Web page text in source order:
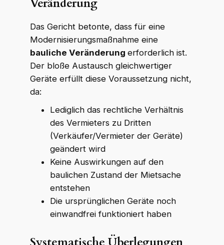
Das Gericht betonte, dass für eine
Modernisierungsmaßnahme eine
bauliche Veränderung erforderlich ist.
Der bloße Austausch gleichwertiger
Geräte erfüllt diese Voraussetzung nicht,
da:
Lediglich das rechtliche Verhältnis
des Vermieters zu Dritten
(Verkäufer/Vermieter der Geräte)
geändert wird
Keine Auswirkungen auf den
baulichen Zustand der Mietsache
entstehen
Die ursprünglichen Geräte noch
einwandfrei funktioniert haben